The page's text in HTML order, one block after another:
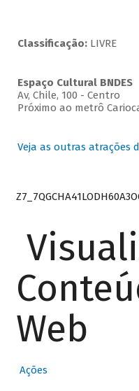
Classificação: LIVRE
Espaço Cultural BNDES
Av, Chile, 100 - Centro
Próximo ao metrô
Veja as outras atrações
Web
Ações